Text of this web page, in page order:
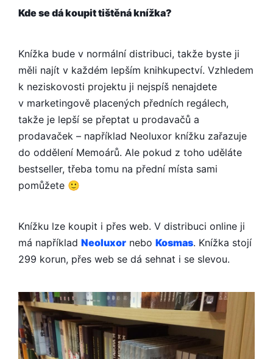
Kde se dá koupit tištěná knížka?
Knížka bude v normální distribuci, takže byste ji
měli najít v každém lepším knihkupectví. Vzhledem
k neziskovosti projektu ji nejspíš nenajdete
v marketingově placených předních regálech,
takže je lepší se přeptat u prodavačů a
prodavaček – například Neoluxor knížku zařazuje
do oddělení Memoárů. Ale pokud z toho uděláte
bestseller, třeba tomu na přední místa sami
pomůžete 🙂
Knížku lze koupit i přes web. V distribuci online ji
má například Neoluxor nebo Kosmas. Knížka stojí
299 korun, přes web se dá sehnat i se slevou.